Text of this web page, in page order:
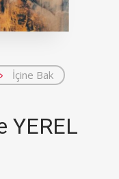
İçine Bak
YEREL